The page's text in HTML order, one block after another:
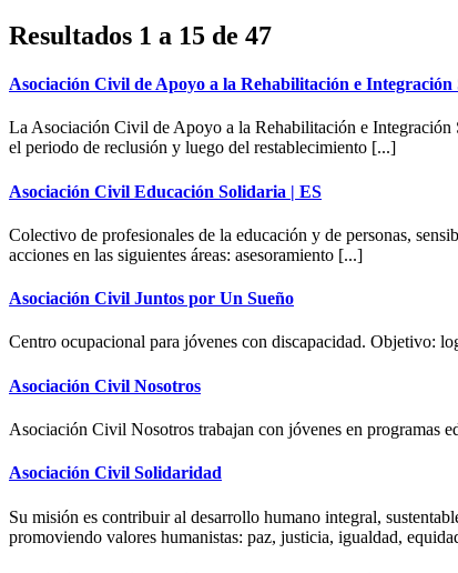
Resultados 1 a 15 de 47
Asociación Civil de Apoyo a la Rehabilitación e Integración
La Asociación Civil de Apoyo a la Rehabilitación e
el periodo de reclusión y luego del restablecimiento [...]
Asociación Civil Educación Solidaria | ES
Colectivo de profesionales de la educación y de personas,
acciones en las siguientes áreas: asesoramiento [...]
Asociación Civil Juntos por Un Sueño
Centro ocupacional para jóvenes con discapacidad. Objetivo:
Asociación Civil Nosotros
Asociación Civil Nosotros trabajan con jóvenes en programas
Asociación Civil Solidaridad
Su misión es contribuir al desarrollo humano integral,
promoviendo valores humanistas: paz, justicia, igualdad,